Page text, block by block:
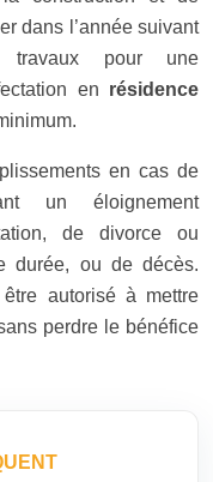
dans l’année suivant
travaux pour une
en résidence
en cas de
un éloignement
de divorce ou
durée, ou de décès.
autorisé à mettre
perdre le bénéfice